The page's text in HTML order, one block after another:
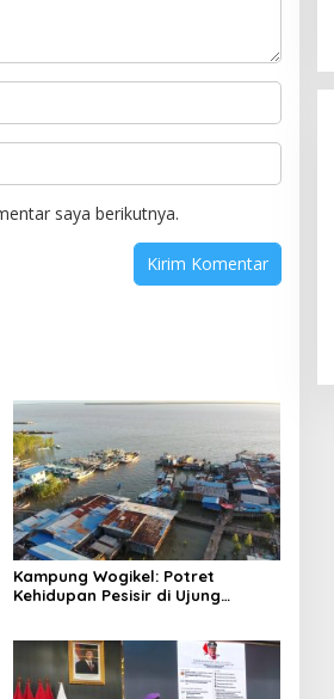
saya berikutnya.
Kampung Wogikel: Potret
Kehidupan Pesisir di Ujung